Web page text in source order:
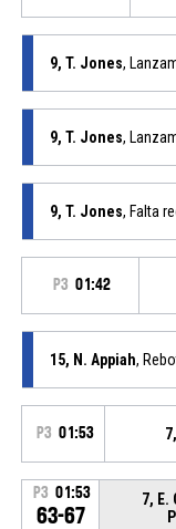
9, T. Jones,
9, T. Jones,
9, T. Jones, Falta
P3 01:42
15, N. Appiah,
P3 01:53
P3 01:53
63-67
7, E.